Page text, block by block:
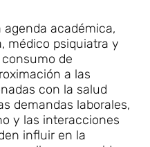
agenda académica,
médico psiquiatra y
de
a las
con la salud
demandas laborales,
y las interacciones
influir en la